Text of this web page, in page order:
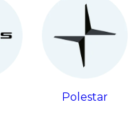
Polestar